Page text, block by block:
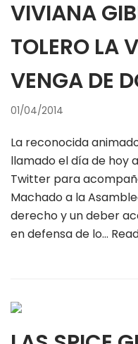
VIVIANA
TOLERO LA
VENGA DE
01/04/2014
La reconocida
llamado el día de hoy
Twitter para
Machado a la
derecho y un deber
en defensa de lo…